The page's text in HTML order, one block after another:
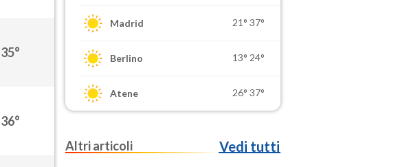
35°
36°
Madrid 21° 37°
Berlino 13° 24°
Atene 26° 37°
Altri articoli Vedi tutti